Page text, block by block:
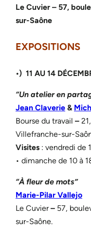
Le Cuvier – 57,
sur-Saône
EXPOSITIONS
•) 11 AU 14
“Un atelier en
Jean Claverie &
Bourse du travail –
Villefranche-sur-
Visites : vendredi de
• dimanche de 10 à
“À fleur de mots”
Marie-Pilar Vallejo
Le Cuvier– 57,
sur-Saône.